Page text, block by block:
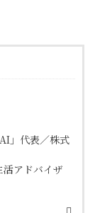
」代表／株式
アドバイザ